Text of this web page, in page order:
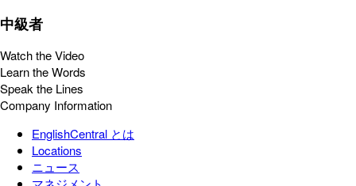
中級者
Watch the Video
Learn the Words
Speak the Lines
Company Information
EnglishCentral とは
Locations
ニュース